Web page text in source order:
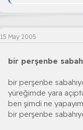
bu düzen böyle mi
bu gün ırağa
daha dünya neleri
bu nasıl adalet
afganistanda evsiz
çeçenistanda
buna dayanmaz
bu nasıl adalet
15 May 2005
bir perşenbe
bir perşenbe
yüreğimde yara
ben şimdi ne
bir perşenbe